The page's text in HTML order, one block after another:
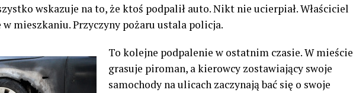
wskazuje na to, że ktoś podpalił auto. Nikt nie ucierpiał. Właściciel
w mieszkaniu. Przyczyny pożaru ustala policja.
To kolejne podpalenie w ostatnim czasie. W mieście
grasuje piroman, a kierowcy zostawiający swoje
samochody na ulicach zaczynają bać się o swoje